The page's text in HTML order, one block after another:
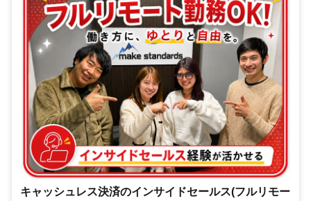
キャッシュレス決済のインサイドセールス(フルリモー